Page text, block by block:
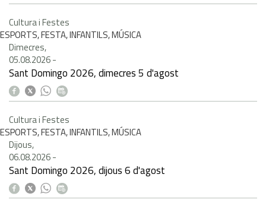
Cultura i Festes
ESPORTS, FESTA, INFANTILS, MÚSICA
Dimecres,
05.08.2026-
Sant Domingo 2026, dimecres 5 d'agost
Cultura i Festes
ESPORTS, FESTA, INFANTILS, MÚSICA
Dijous,
06.08.2026-
Sant Domingo 2026, dijous 6 d'agost